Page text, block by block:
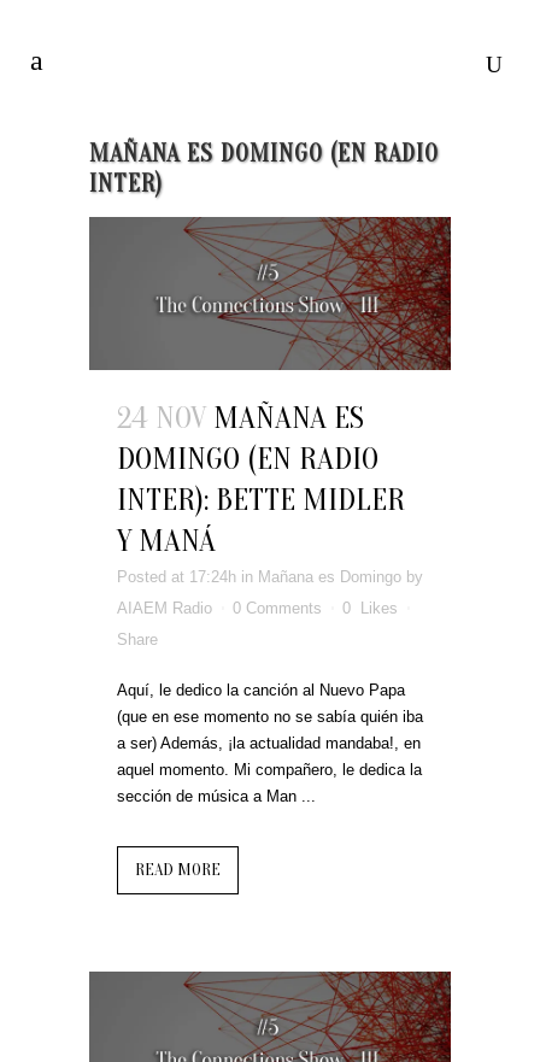
MAÑANA ES DOMINGO (EN RADIO
INTER)
24 NOV MAÑANA ES
DOMINGO (EN RADIO
INTER): BETTE MIDLER
Y MANÁ
Posted at 17:24h in Mañana es Domingo by
AIAEM Radio
0 Comments 0
Likes
Share
Aquí, le dedico la canción al Nuevo Papa
(que en ese momento no se sabía quién iba
a ser) Además, ¡la actualidad mandaba!, en
aquel momento. Mi compañero, le dedica la
sección de música a Man ...
READ MORE